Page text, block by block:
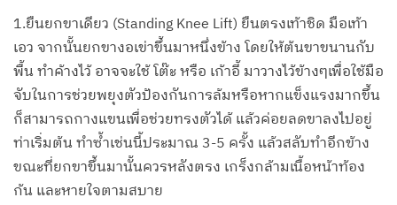
1.ยืนยกขาเดียว (Standing Knee Lift) ยืนตรงเท้าชิด มือเท้า
เอว จากนั้นยกขางอเข่าขึ้นมาหนึ่งข้าง โดยให้ต้นขาขนานกับ
พื้น ทำค้างไว้ อาจจะใช้ โต๊ะ หรือ เก้าอี้ มาวางไว้ข้างๆเพื่อใช้มือ
จับในการช่วยพยุงตัวป้องกันการล้มหรือหากแข็งแรงมากขึ้น
ก็สามารถกางแขนเพื่อช่วยทรงตัวได้ แล้วค่อยลดขาลงไปอยู่
ท่าเริ่มต้น ทำซ้ำเช่นนี้ประมาณ 3-5 ครั้ง แล้วสลับทำอีกข้าง
ขณะที่ยกขาขึ้นมานั้นควรหลังตรง เกร็งกล้ามเนื้อหน้าท้อง
ก้น และหายใจตามสบาย